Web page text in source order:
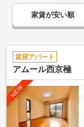
家賃が安い順
賃貸アパート
アムール西京極
NEW